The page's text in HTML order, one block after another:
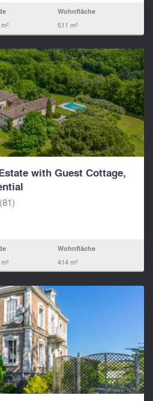
Wohnfläche
511 m²
with Guest Cottage,
Wohnfläche
414 m²